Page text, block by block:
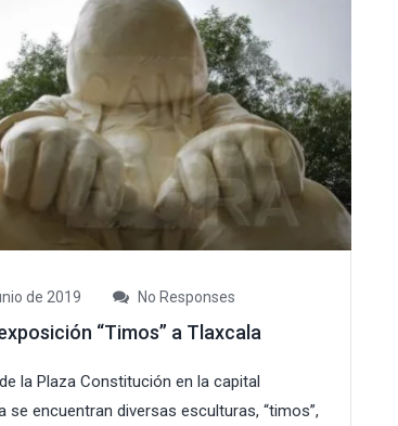
de 2019 No Responses
“Timos” a Tlaxcala
la Plaza Constitución en la capital
se encuentran diversas esculturas, “timos”,